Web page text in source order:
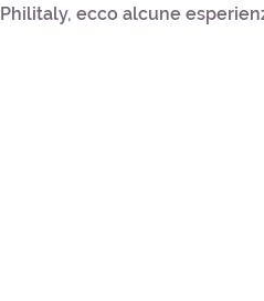
ecco alcune